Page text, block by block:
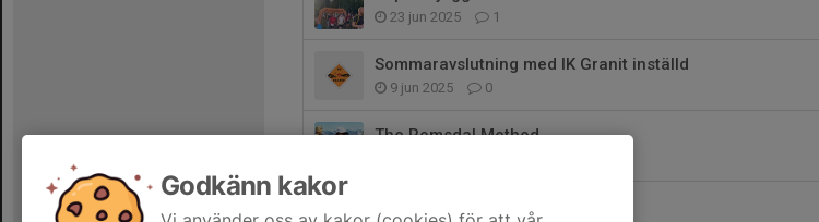
23 jun 2025 1
Sommaravslutning med IK Granit inställd
9 jun 2025 0
The Romsdal Method
Godkänn kakor